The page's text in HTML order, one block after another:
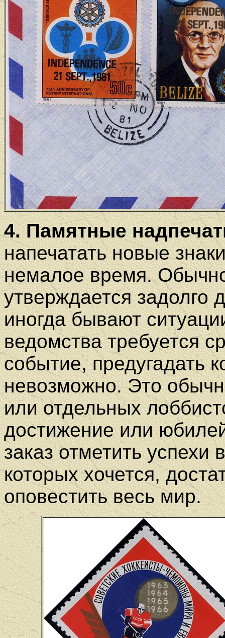
4. Памятные
напечатать новые
немалое время.
утверждается задолго
иногда бывают
ведомства требуется
событие, предугадать
невозможно. Это
или отдельных
достижение или
заказ отметить успехи
которых хочется,
оповестить весь мир.